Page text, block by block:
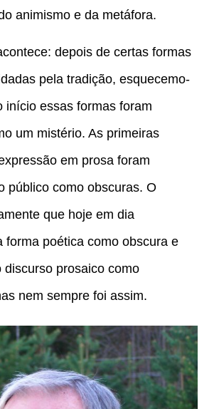
animismo e da metáfora.
depois de certas formas
pela tradição, esquecemo-
início essas formas foram
um mistério. As primeiras
em prosa foram
público como obscuras. O
que hoje em dia
forma poética como obscura e
discurso prosaico como
nem sempre foi assim.